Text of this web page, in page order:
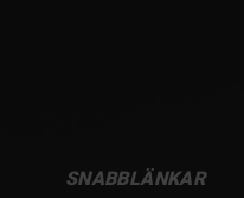
SNABBLÄNKAR